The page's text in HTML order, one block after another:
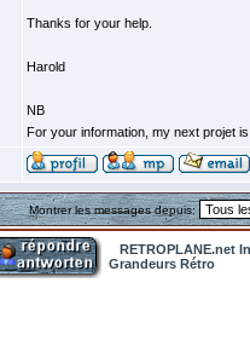
Thanks for your help.
Harold
NB
For your information, my next projet
Montrer les messages depuis:
RETROPLANE.net
Grandeurs Rétro